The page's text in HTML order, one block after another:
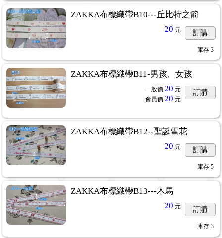
ZAKKA布標織帶B10---丘比特之箭
20 元 訂購
庫存 3
ZAKKA布標織帶B11-男孩、女孩
一般價 20 元
會員價 20 元
訂購
ZAKKA布標織帶B12--聖誕雪花
20 元 訂購
庫存 5
ZAKKA布標織帶B13---木馬
20 元 訂購
庫存 3